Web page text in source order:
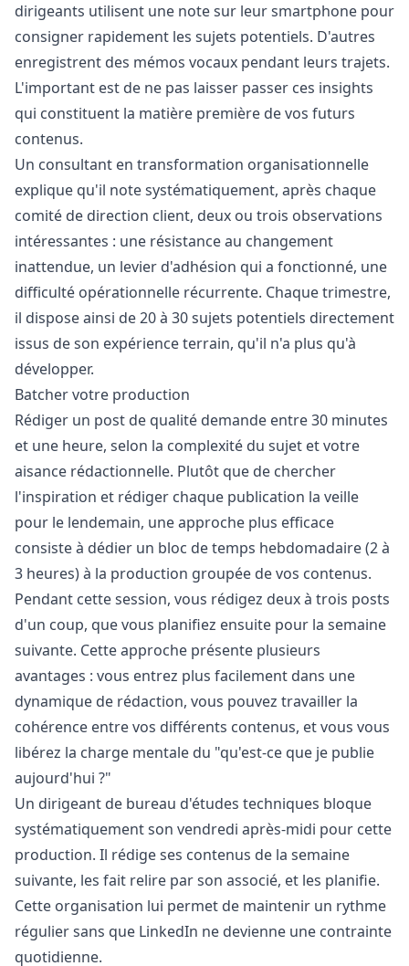
dirigeants utilisent une note sur leur smartphone pour
consigner rapidement les sujets potentiels. D'autres
enregistrent des mémos vocaux pendant leurs trajets.
L'important est de ne pas laisser passer ces insights
qui constituent la matière première de vos futurs
contenus.
Un consultant en transformation organisationnelle
explique qu'il note systématiquement, après chaque
comité de direction client, deux ou trois observations
intéressantes : une résistance au changement
inattendue, un levier d'adhésion qui a fonctionné, une
difficulté opérationnelle récurrente. Chaque trimestre,
il dispose ainsi de 20 à 30 sujets potentiels directement
issus de son expérience terrain, qu'il n'a plus qu'à
développer.
Batcher votre production
Rédiger un post de qualité demande entre 30 minutes
et une heure, selon la complexité du sujet et votre
aisance rédactionnelle. Plutôt que de chercher
l'inspiration et rédiger chaque publication la veille
pour le lendemain, une approche plus efficace
consiste à dédier un bloc de temps hebdomadaire (2 à
3 heures) à la production groupée de vos contenus.
Pendant cette session, vous rédigez deux à trois posts
d'un coup, que vous planifiez ensuite pour la semaine
suivante. Cette approche présente plusieurs
avantages : vous entrez plus facilement dans une
dynamique de rédaction, vous pouvez travailler la
cohérence entre vos différents contenus, et vous vous
libérez la charge mentale du "qu'est-ce que je publie
aujourd'hui ?"
Un dirigeant de bureau d'études techniques bloque
systématiquement son vendredi après-midi pour cette
production. Il rédige ses contenus de la semaine
suivante, les fait relire par son associé, et les planifie.
Cette organisation lui permet de maintenir un rythme
régulier sans que LinkedIn ne devienne une contrainte
quotidienne.